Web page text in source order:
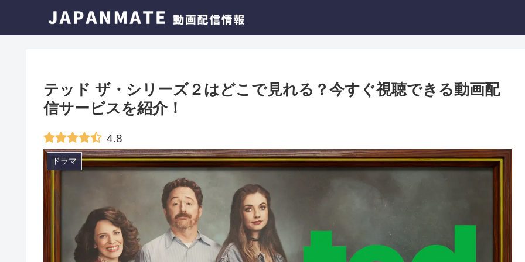
テッド ザ・シリーズ２はどこで見れる？今すぐ視聴できる動画配
信サービスを紹介！
4.8
ドラマ